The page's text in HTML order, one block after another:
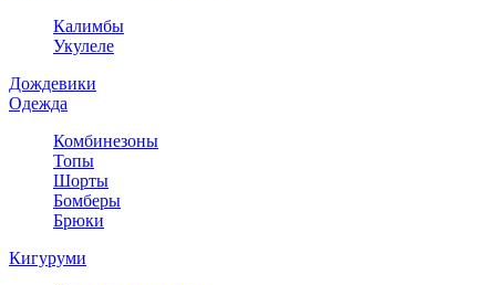
Калимбы
Укулеле
Дождевики
Одежда
Комбинезоны
Топы
Шорты
Бомберы
Брюки
Кигуруми